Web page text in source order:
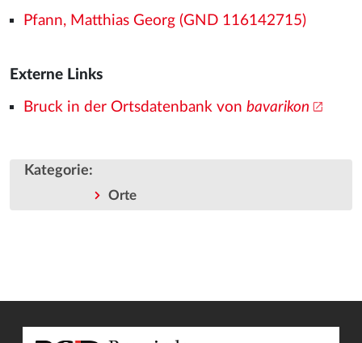
Pfann, Matthias Georg (GND 116142715)
Externe Links
Bruck in der Ortsdatenbank von bavarikon
Kategorie:
Orte